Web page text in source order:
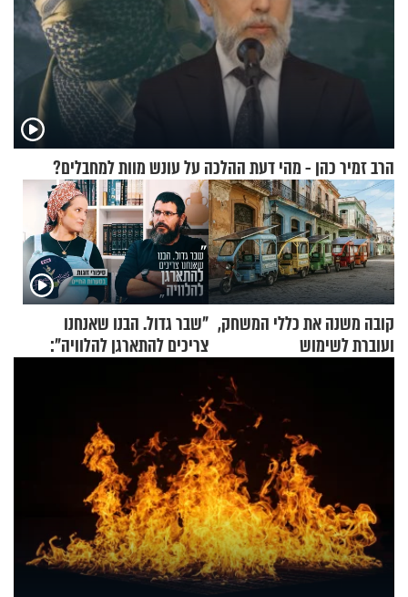
הרב זמיר כהן - מהי דעת ההלכה על עונש מוות למחבלים?
קובה משנה את כללי המשחק,
ועוברת לשימוש
"שבר גדול. הבנו שאנחנו
צריכים להתארגן להלוויה":
וגד דנינו